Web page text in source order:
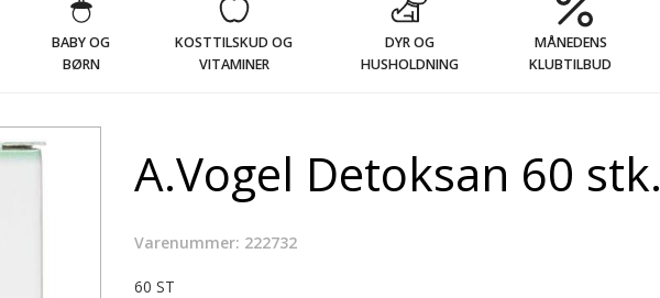
BABY OG
BØRN
KOSTTILSKUD OG
VITAMINER
DYR OG
HUSHOLDNING
MÅNEDENS
KLUBTILBUD
A.Vogel Detoksan 60 stk.
Varenummer: 222732
60 ST